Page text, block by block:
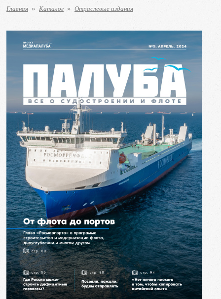
Главная » Каталог » Отраслевые издания